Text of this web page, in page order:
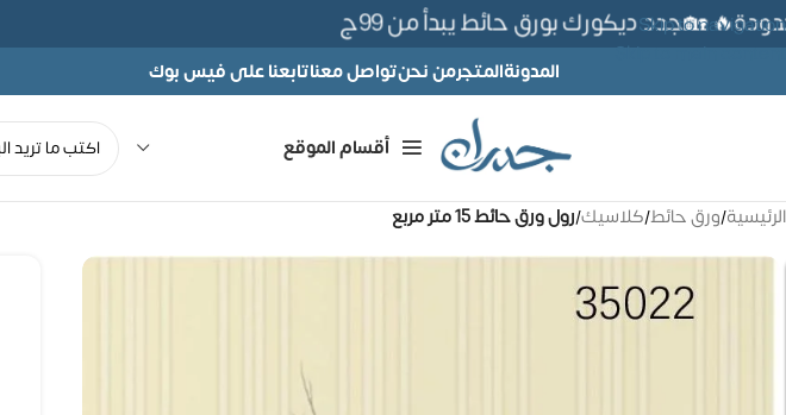
Skip to navigation
Skip to main content
🏡جدد ديكورك بورق حائط يبدأ من 99ج
المدونةالمتجرمن نحنتواصل معناتابعنا على فيس بوك
أقسام الموقع
الرئيسية/ورق حائط/كلاسيك/رول ورق حائط 15 متر مربع